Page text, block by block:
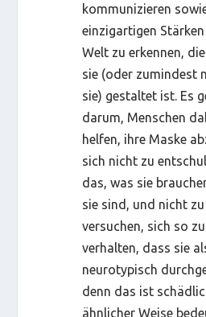
kommunizieren
einzigartigen
Welt zu erkennen,
sie (oder zumindest
sie) gestaltet ist. Es
darum, Menschen
helfen, ihre Maske
sich nicht zu
das, was sie
sie sind, und nicht zu
versuchen, sich so zu
verhalten, dass sie
neurotypisch
denn das ist
ähnlicher Weise